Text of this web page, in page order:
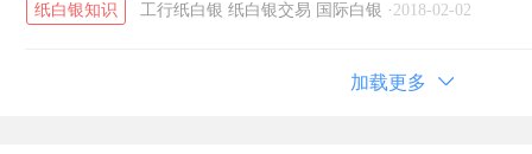
纸白银知识 工行纸白银 纸白银交易 国际白银 · 2018-02-02
加载更多